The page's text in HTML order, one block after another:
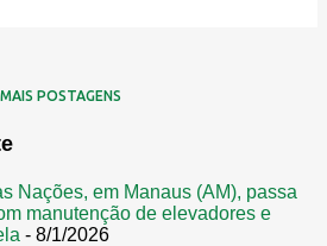
MAIS POSTAGENS
Nações, em Manaus (AM), passa
manutenção de elevadores e
- 8/1/2026